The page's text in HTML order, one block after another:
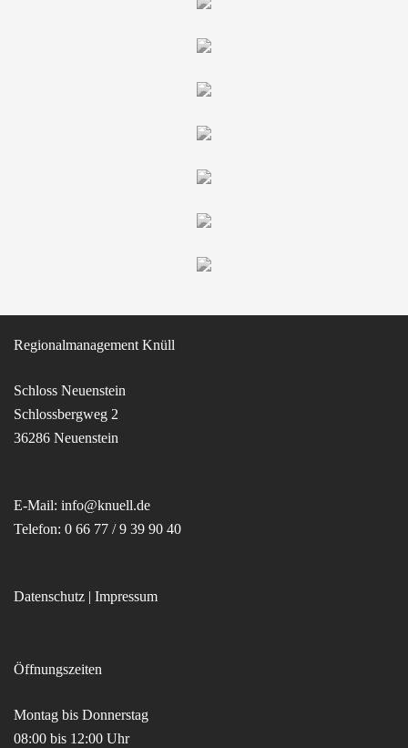
Regionalmanagement Knüll
Schloss Neuenstein
Schlossbergweg 2
36286 Neuenstein
E-Mail: info@knuell.de
Telefon: 0 66 77 / 9 39 90 40
Datenschutz | Impressum
Öffnungszeiten
Montag bis Donnerstag
08:00 bis 12:00 Uhr